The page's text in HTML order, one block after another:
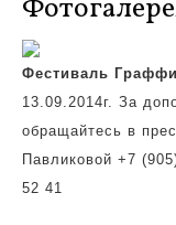
Фестиваль
13.09.2014г. За
обращайтесь в
Павликовой +7
52 41